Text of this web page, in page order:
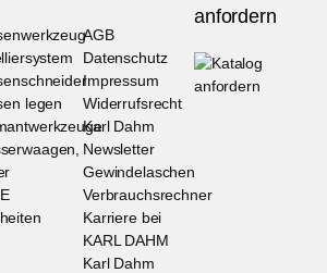
legen
AGB
Datenschutz
Impressum
Widerrufsrecht
Karl Dahm
Newsletter
Gewindelaschen
Verbrauchsrechner
Karriere bei
KARL DAHM
Karl Dahm
anfordern